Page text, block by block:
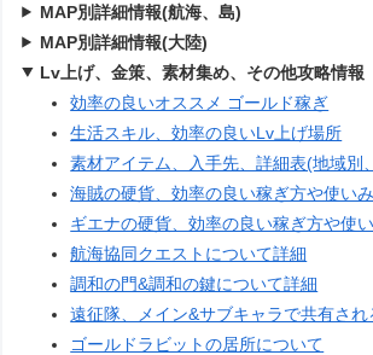
MAP別詳細情報(航海、島)
MAP別詳細情報(大陸)
Lv上げ、金策、素材集め、その他攻略情報
効率の良いオススメ ゴールド稼ぎ
生活スキル、効率の良いLv上げ場所
素材アイテム、入手先、詳細表(地域別
海賊の硬貨、効率の良い稼ぎ方や使い
ギエナの硬貨、効率の良い稼ぎ方や使
航海協同クエストについて詳細
調和の門&調和の鍵について詳細
遠征隊、メイン&サブキャラで共有され
ゴールドラビットの居所について